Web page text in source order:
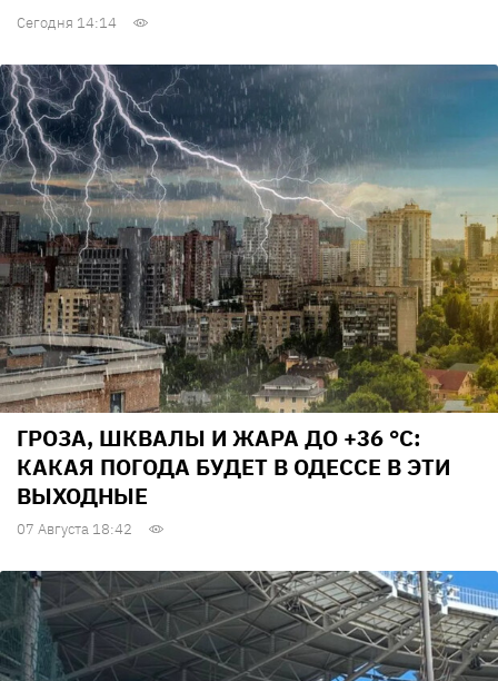
Сегодня 14:14
ГРОЗА, ШКВАЛЫ И ЖАРА ДО +36 °С:
КАКАЯ ПОГОДА БУДЕТ В ОДЕССЕ В ЭТИ
ВЫХОДНЫЕ
07 Августа 18:42